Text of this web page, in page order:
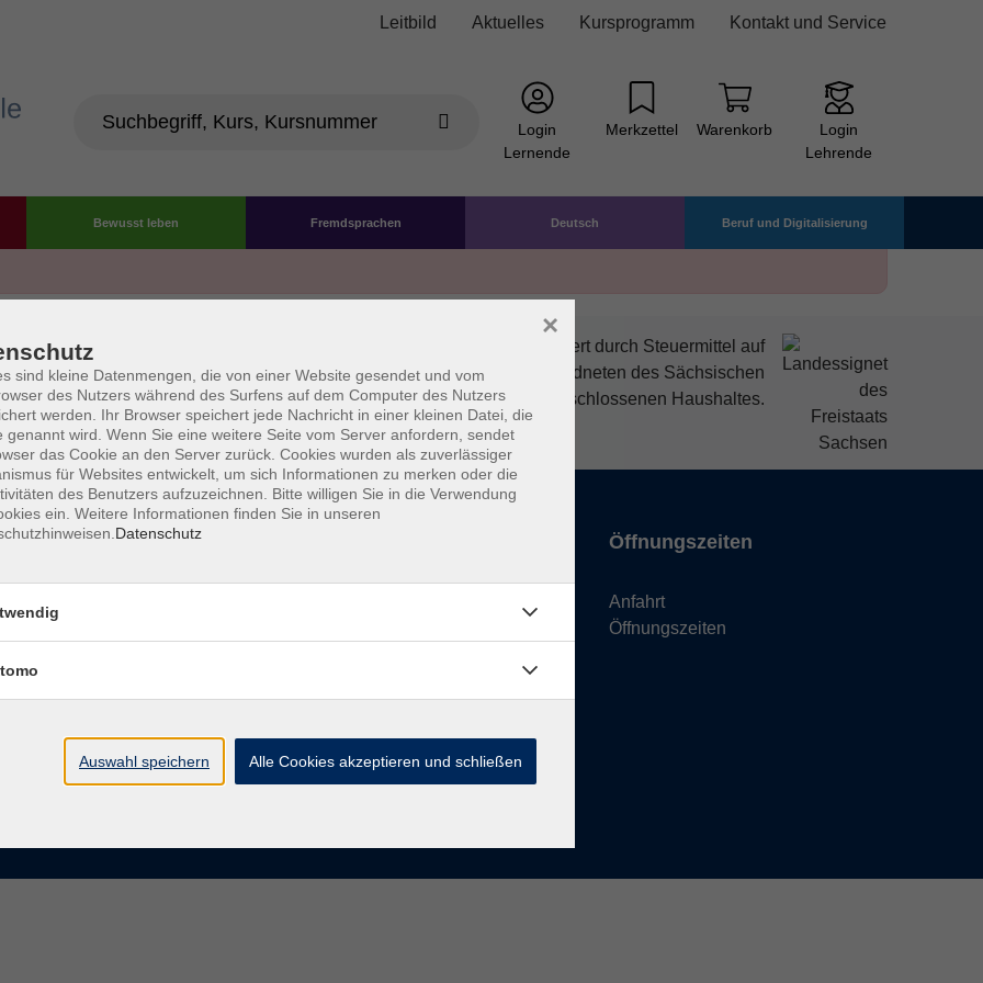
Leitbild Aktuelles Kursprogramm Kontakt und Service
Login
Lernende
Merkzettel Warenkorb
Login
Lehrende
Bewusst leben Fremdsprachen Deutsch Beruf und Digitalisierung
Die Volkshochschule wird mitfinanziert durch Steuermittel auf
der Grundlage des von den Abgeordneten des Sächsischen
Landtags beschlossenen Haushaltes.
AGB Datenschutzerklärung Impressum Widerruf
Kontaktformular
Öffnungszeiten
Anfahrt
Öffnungszeiten
sind kleine Datenmengen, die von einer Website gesendet und vom
des Nutzers während des Surfens auf dem Computer des Nutzers
werden. Ihr Browser speichert jede Nachricht in einer kleinen Datei, die
genannt wird. Wenn Sie eine weitere Seite vom Server anfordern, sendet
das Cookie an den Server zurück. Cookies wurden als zuverlässiger
für Websites entwickelt, um sich Informationen zu merken oder die
des Benutzers aufzuzeichnen. Bitte willigen Sie in die Verwendung
ein. Weitere Informationen finden Sie in unseren
Datenschutz
×
Auswahl speichern Alle Cookies akzeptieren und schließen